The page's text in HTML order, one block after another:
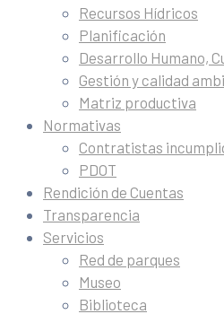
Recursos Hídricos
Planificación
Desarrollo Humano,
Gestión y calidad
Matriz productiva
Normativas
Contratistas
PDOT
Rendición de Cuentas
Transparencia
Servicios
Red de parques
Museo
Biblioteca